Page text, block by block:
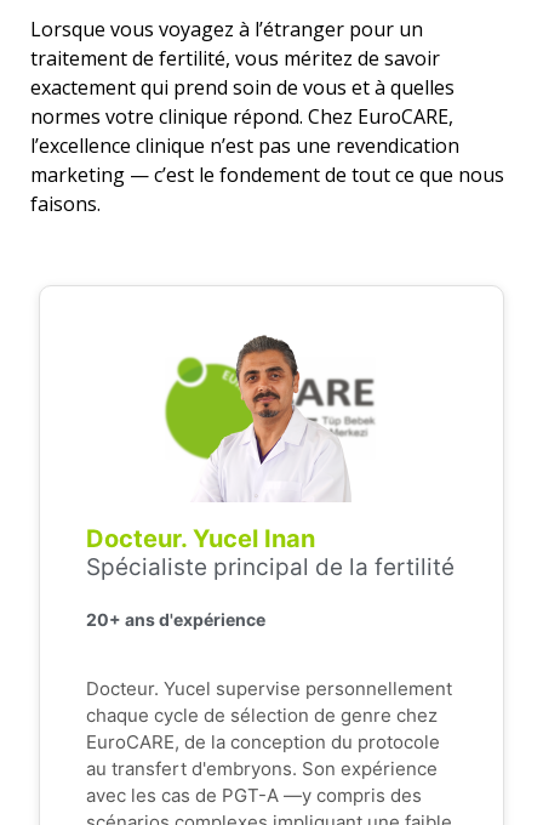
Lorsque vous voyagez à l’étranger pour un
traitement de fertilité, vous méritez de savoir
exactement qui prend soin de vous et à quelles
normes votre clinique répond. Chez EuroCARE,
l’excellence clinique n’est pas une revendication
marketing — c’est le fondement de tout ce que nous
faisons.
Docteur. Yucel Inan
Spécialiste principal de la fertilité
20+ ans d'expérience
Docteur. Yucel supervise personnellement
chaque cycle de sélection de genre chez
EuroCARE, de la conception du protocole
au transfert d'embryons. Son expérience
avec les cas de PGT-A —y compris des